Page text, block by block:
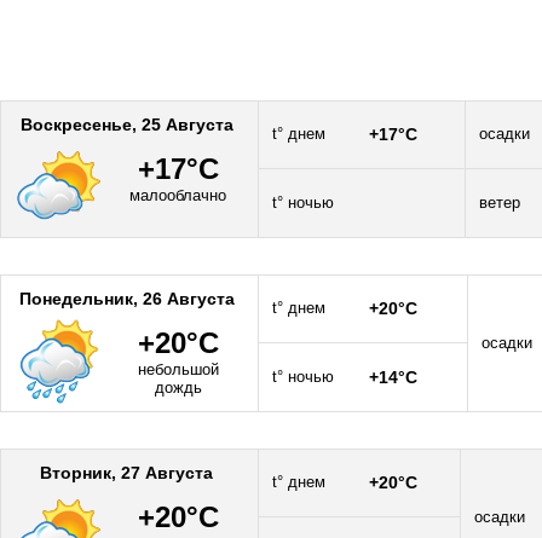
Воскресенье, 25 Августа
+17°C
малооблачно
t° днем +17°C осадки
t° ночью ветер
Понедельник, 26 Августа
+20°C
небольшой
дождь
t° днем +20°C
осадки
t° ночью
+14°C
Вторник, 27 Августа
+20°C
t° днем +20°C
осадки